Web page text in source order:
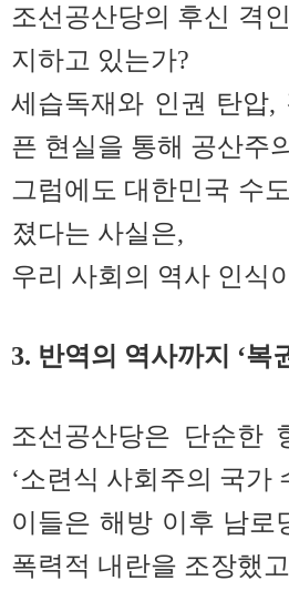
조선공산당의 후신 격
지하고 있는가?
세습독재와 인권 탄압
픈 현실을 통해 공산주
그럼에도 대한민국 수
졌다는 사실은,
우리 사회의 역사 인식
3. 반역의 역사까지 ‘복
조선공산당은 단순한
‘소련식 사회주의 국가
이들은 해방 이후 남로
폭력적 내란을 조장했